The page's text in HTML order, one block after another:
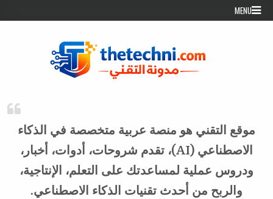
Skip to content
MENU
موقع التقني هو منصة عربية متخصصة في الذكاء
الاصطناعي (AI)، تقدم شروحات، أدوات، أخبار،
ودروس عملية لمساعدتك على التعلم، الإنتاجية،
والربح من أحدث تقنيات الذكاء الاصطناعي.